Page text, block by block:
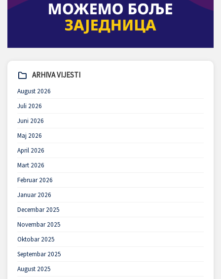
ARHIVA VIJESTI
August 2026
Juli 2026
Juni 2026
Maj 2026
April 2026
Mart 2026
Februar 2026
Januar 2026
Decembar 2025
Novembar 2025
Oktobar 2025
Septembar 2025
August 2025